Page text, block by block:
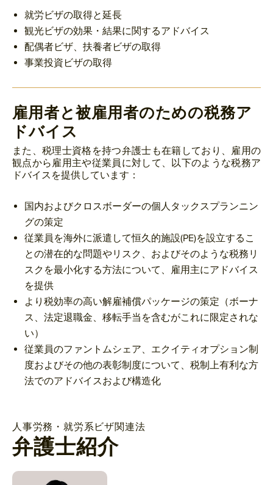
就労ビザの取得と延長
観光ビザの効果・結果に関するアドバイス
配偶者ビザ、扶養者ビザの取得
事業投資ビザの取得
雇用者と被雇用者のための税務ア
ドバイス
また、税理士資格を持つ弁護士も在籍しており、雇用の
観点から雇用主や従業員に対して、以下のような税務ア
ドバイスを提供しています：
国内およびクロスボーダーの個人タックスプランニン
グの策定
従業員を海外に派遣して恒久的施設(PE)を設立するこ
との潜在的な問題やリスク、およびそのような税務リ
スクを最小化する方法について、雇用主にアドバイス
を提供
より税効率の高い解雇補償パッケージの策定（ボーナ
ス、法定退職金、移転手当を含むがこれに限定されな
い）
従業員のファントムシェア、エクイティオプション制
度およびその他の表彰制度について、税制上有利な方
法でのアドバイスおよび構造化
人事労務・就労系ビザ関連法
弁護士紹介